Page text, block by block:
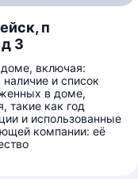
п
3
включая:
и список
в доме,
такие как год
и использованные
компании: её